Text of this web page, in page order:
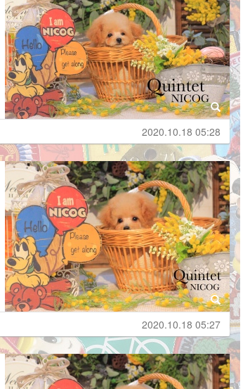
2020.10.18 05:28
2020.10.18 05:27